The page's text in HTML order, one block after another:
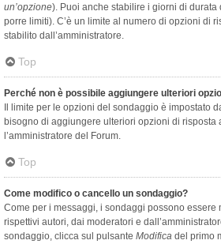
un’opzione). Puoi anche stabilire i giorni di
porre limiti). C’è un limite al numero di opzioni di
stabilito dall’amministratore.
Top
Perché non è possibile aggiungere ulteriori
Il limite per le opzioni del sondaggio è impostato
bisogno di aggiungere ulteriori opzioni di risposta
l’amministratore del Forum.
Top
Come modifico o cancello un sondaggio?
Come per i messaggi, i sondaggi possono essere
rispettivi autori, dai moderatori e
sondaggio, clicca sul pulsante Modifica del primo